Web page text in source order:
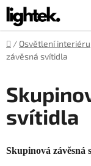
Přejít
na
obsah
Domů
/ Osvětlení interiéru
závěsná svítidla
svítidla
Skupinová závěsná